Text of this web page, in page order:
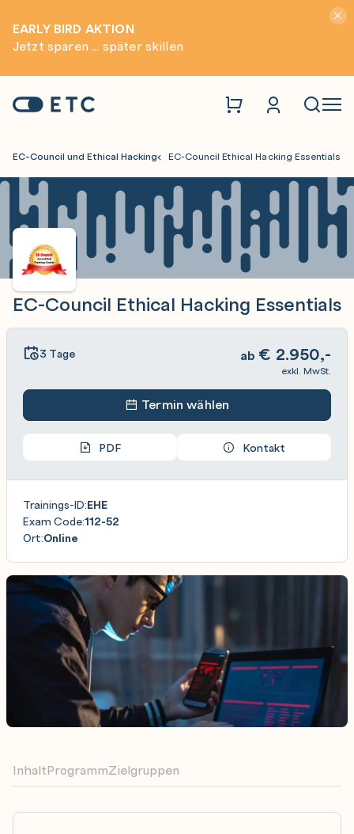
EARLY BIRD AKTION
Jetzt sparen ... später skillen
Startseite: ETC
EC-Council und Ethical Hacking EC-Council Ethical Hacking Essentials
EC-Council Ethical Hacking Essentials
InhaltProgrammZielgruppen
3 Tage ab € 2.950,-
exkl. MwSt.
Termin wählen
PDF Kontakt
Trainings-ID:EHE
Exam Code:112-52
Ort:Online